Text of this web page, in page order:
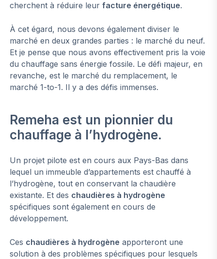
cherchent à réduire leur facture énergétique.
À cet égard, nous devons également diviser le
marché en deux grandes parties : le marché du neuf.
Et je pense que nous avons effectivement pris la voie
du chauffage sans énergie fossile. Le défi majeur, en
revanche, est le marché du remplacement, le
marché 1-to-1. Il y a des défis immenses.
Remeha est un pionnier du
chauffage à l’hydrogène.
Un projet pilote est en cours aux Pays-Bas dans
lequel un immeuble d’appartements est chauffé à
l’hydrogène, tout en conservant la chaudière
existante. Et des chaudières à hydrogène
spécifiques sont également en cours de
développement.
Ces chaudières à hydrogène apporteront une
solution à des problèmes spécifiques pour lesquels